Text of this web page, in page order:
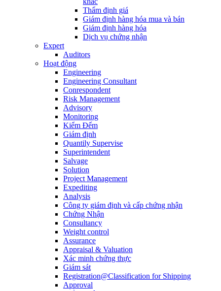
Thẩm định giá
Giám định hàng hóa mua và bán
Giám định hàng hóa
Dịch vụ chứng nhận
Expert
Auditors
Hoạt động
Engineering
Engineering Consultant
Conrespondent
Risk Management
Advisory
Monitoring
Kiểm Đếm
Giám định
Quantily Supervise
Superintendent
Salvage
Solution
Project Management
Expediting
Analysis
Công ty giám định và cấp chứng nhận
Chứng Nhận
Consultancy
Weight control
Assurance
Appraisal & Valuation
Xác minh chứng thực
Giám sát
Registration@Classification for Shipping
Approval